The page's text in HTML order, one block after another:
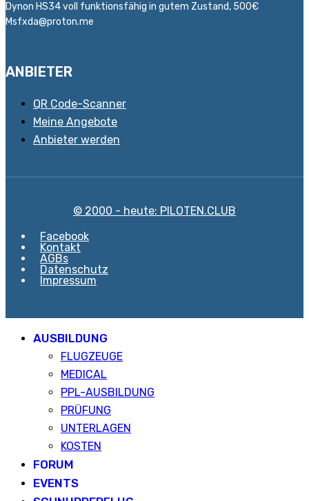
Dynon HS34 voll funktionsfähig in gutem Zustand, 500€
Msfxda@proton.me
ANBIETER
QR Code-Scanner
Meine Angebote
Anbieter werden
© 2000 - heute: PILOTEN.CLUB
Facebook
Kontakt
AGBs
Datenschutz
Impressum
AUSBILDUNG
FLUGZEUGE
MEDICAL
PPL-AUSBILDUNG
PRÜFUNG
UNTERLAGEN
KOSTEN
FORUM
EVENTS